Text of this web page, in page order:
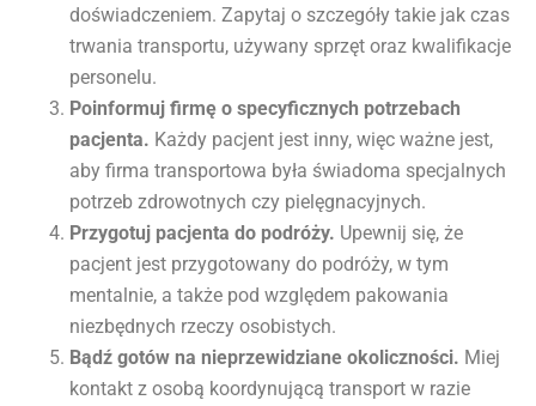
doświadczeniem. Zapytaj o szczegóły takie jak czas
trwania transportu, używany sprzęt oraz kwalifikacje
personelu.
Poinformuj firmę o specyficznych potrzebach
pacjenta. Każdy pacjent jest inny, więc ważne jest,
aby firma transportowa była świadoma specjalnych
potrzeb zdrowotnych czy pielęgnacyjnych.
Przygotuj pacjenta do podróży. Upewnij się, że
pacjent jest przygotowany do podróży, w tym
mentalnie, a także pod względem pakowania
niezbędnych rzeczy osobistych.
Bądź gotów na nieprzewidziane okoliczności. Miej
kontakt z osobą koordynującą transport w razie